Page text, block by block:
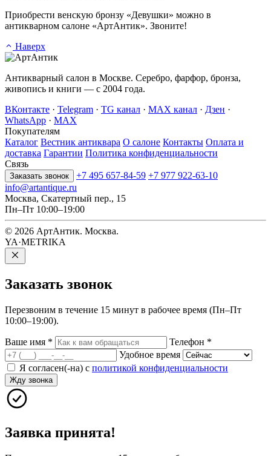
Приобрести венскую бронзу «Девушки» можно в
антикварном салоне «АртАнтик». Звоните!
Наверх
Антикварный салон в Москве. Серебро, фарфор, бронза,
живопись и книги — с 2004 года.
ВКонтакте · Telegram · TG канал · MAX канал · Дзен ·
WhatsApp · MAX
Покупателям
Каталог Вестник антиквара О салоне Контакты Оплата и
доставка Гарантии Политика конфиденциальности
Связь
Заказать звонок +7 495 657-84-59 +7 977 922-63-10
info@artantique.ru
Москва, Скатертный пер., 15
Пн–Пт 10:00–19:00
© 2026 АртАнтик. Москва.
YA·METRIKA
Заказать звонок
Перезвоним в течение 15 минут в рабочее время (Пн–Пт
10:00–19:00).
Ваше имя * Телефон *
Удобное время
Я согласен(-на) с политикой конфиденциальности
Жду звонка
Заявка принята!